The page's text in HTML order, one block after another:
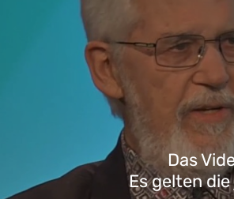
Das
Es gelten die